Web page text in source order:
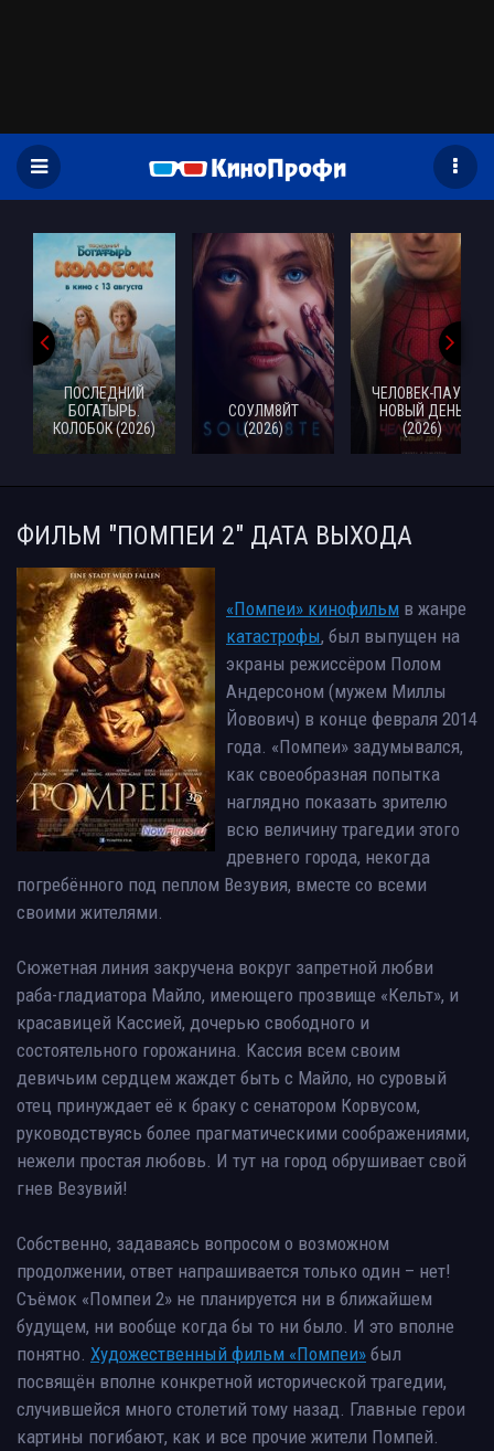
ПОСЛЕДНИЙ
БОГАТЫРЬ.
КОЛОБОК (2026)
СОУЛМ8ЙТ
(2026)
ЧЕЛОВЕК-ПАУК:
НОВЫЙ ДЕНЬ
(2026)
ФИЛЬМ "ПОМПЕИ 2" ДАТА ВЫХОДА
«Помпеи» кинофильм в жанре
катастрофы, был выпущен на
экраны режиссёром Полом
Андерсоном (мужем Миллы
Йовович) в конце февраля 2014
года. «Помпеи» задумывался,
как своеобразная попытка
наглядно показать зрителю
всю величину трагедии этого
древнего города, некогда
погребённого под пеплом Везувия, вместе со всеми
своими жителями.
Сюжетная линия закручена вокруг запретной любви
раба-гладиатора Майло, имеющего прозвище «Кельт», и
красавицей Кассией, дочерью свободного и
состоятельного горожанина. Кассия всем своим
девичьим сердцем жаждет быть с Майло, но суровый
отец принуждает её к браку с сенатором Корвусом,
руководствуясь более прагматическими соображениями,
нежели простая любовь. И тут на город обрушивает свой
гнев Везувий!
Собственно, задаваясь вопросом о возможном
продолжении, ответ напрашивается только один – нет!
Съёмок «Помпеи 2» не планируется ни в ближайшем
будущем, ни вообще когда бы то ни было. И это вполне
понятно. Художественный фильм «Помпеи» был
посвящён вполне конкретной исторической трагедии,
случившейся много столетий тому назад. Главные герои
картины погибают, как и все прочие жители Помпей.